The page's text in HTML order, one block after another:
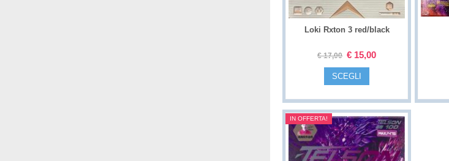
Loki Rxton 3 red/black
€17,00 € 15,00
SCEGLI
IN OFFERTA!